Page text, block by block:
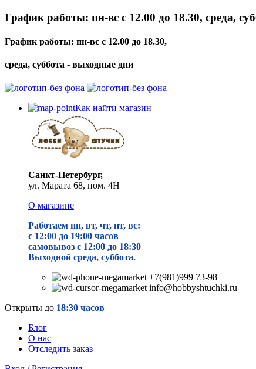
График работы: пн-вс с 12.00 до 18.30, среда,
График работы: пн-вс с 12.00 до 18.30,
среда, суббота - выходные дни
Как найти магазин
Санкт-Петербург,
ул. Марата 68, пом. 4Н
О магазине
Работаем пн, вт, чт, пт, вс:
с 12:00 до 19:00 часов
самовывоз с 12:00 до 18:30
Выходной среда, суббота.
+7(981)999 73-98
info@hobbyshtuchki.ru
Открыты до 18:30 часов
Блог
О нас
Отследить заказ